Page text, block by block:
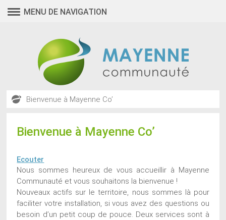
MENU DE NAVIGATION
Bienvenue à Mayenne Co’
Bienvenue à Mayenne Co’
Ecouter
Nous sommes heureux de vous accueillir à Mayenne
Communauté et vous souhaitons la bienvenue !
Nouveaux actifs sur le territoire, nous sommes là pour
faciliter votre installation, si vous avez des questions ou
besoin d’un petit coup de pouce. Deux services sont à